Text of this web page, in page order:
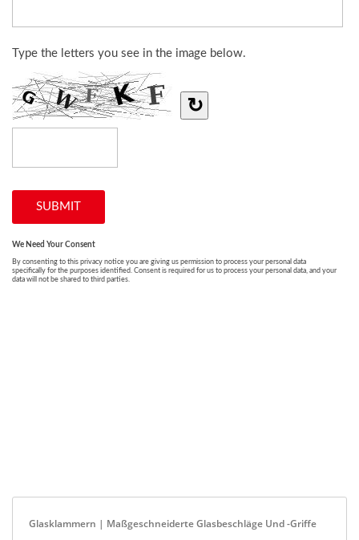
Glasklammern | Maßgeschneiderte Glasbeschläge Und -griffe